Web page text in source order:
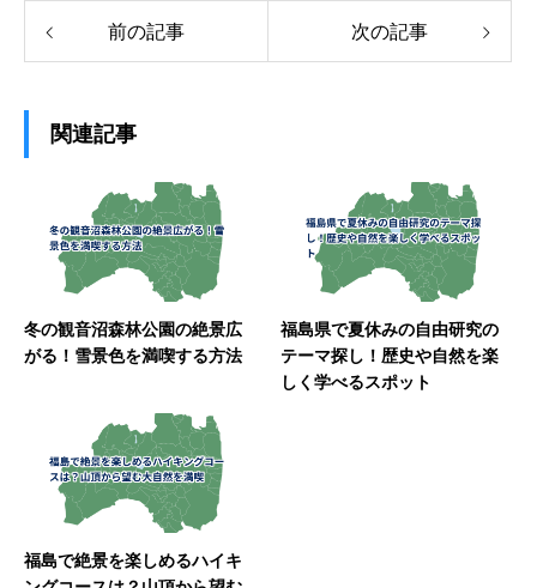
前の記事 次の記事
関連記事
冬の観音沼森林公園の絶景広
がる！雪景色を満喫する方法
福島県で夏休みの自由研究の
テーマ探し！歴史や自然を楽
しく学べるスポット
福島で絶景を楽しめるハイキ